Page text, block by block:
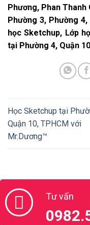
Phương, Phan Thanh
Phường 3, Phường
học Sketchup, Lớp
tại Phường 4, Quận
Học Sketchup tại
Quận 10, TPHCM với
Mr.Dương™
Tư vấn